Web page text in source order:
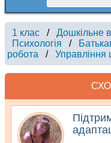
1 клас / Дошкільне
Психологія
/
робота
/